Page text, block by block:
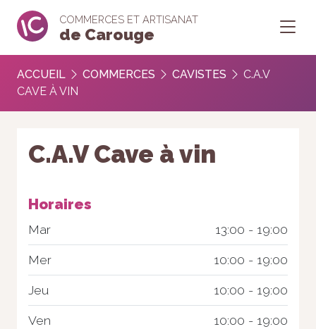
COMMERCES ET ARTISANAT
de Carouge
ACCUEIL COMMERCES CAVISTES
C.A.V
CAVE À VIN
C.A.V Cave à vin
Horaires
Mar 13:00 - 19:00
Mer 10:00 - 19:00
Jeu 10:00 - 19:00
Ven 10:00 - 19:00